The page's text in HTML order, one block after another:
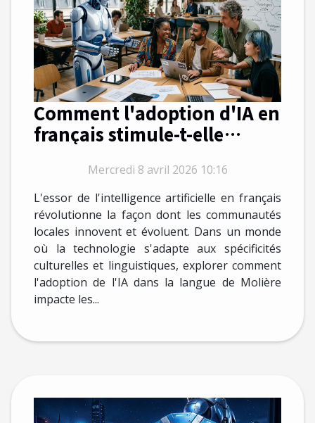
Comment l'adoption d'IA en
français stimule-t-elle
Mercredi 8 avril 2026 10:16
L'essor de l'intelligence artificielle en français
révolutionne la façon dont les communautés
locales innovent et évoluent. Dans un monde
où la technologie s'adapte aux spécificités
culturelles et linguistiques, explorer comment
l'adoption de l'IA dans la langue de Molière
impacte les...